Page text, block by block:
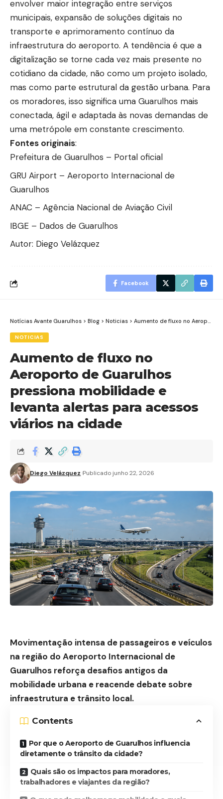
envolver maior integração entre serviços
municipais, expansão de soluções digitais no
transporte e aprimoramento contínuo da
infraestrutura do aeroporto. A tendência é que a
digitalização se torne cada vez mais presente no
cotidiano da cidade, não como um projeto isolado,
mas como parte estrutural da gestão urbana. Para
os moradores, isso significa uma Guarulhos mais
conectada, ágil e adaptada às novas demandas de
uma metrópole em constante crescimento.
Fontes originais:
Prefeitura de Guarulhos – Portal oficial
GRU Airport – Aeroporto Internacional de
Guarulhos
ANAC – Agência Nacional de Aviação Civil
IBGE – Dados de Guarulhos
Autor: Diego Velázquez
Facebook
Notícias Avante Guarulhos > Blog > Noticias > Aumento de fluxo no Aeroporto de Guarulhos pressiona mobilidade e levanta alertas para acessos viários na cidade
NOTICIAS
Aumento de fluxo no
Aeroporto de Guarulhos
pressiona mobilidade e
levanta alertas para acessos
viários na cidade
Diego Velázquez Publicado junho 22, 2026
Movimentação intensa de passageiros e veículos
na região do Aeroporto Internacional de
Guarulhos reforça desafios antigos da
mobilidade urbana e reacende debate sobre
infraestrutura e trânsito local.
Contents
Por que o Aeroporto de Guarulhos influencia
diretamente o trânsito da cidade?
Quais são os impactos para moradores,
trabalhadores e viajantes da região?